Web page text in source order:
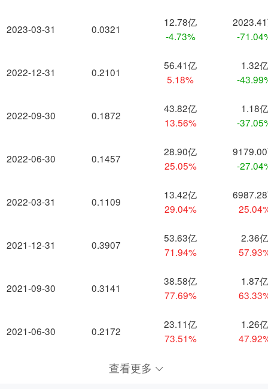
2023-03-31
2022-12-31
2022-09-30
2022-06-30
2022-03-31
2021-12-31
2021-09-30
2021-06-30
0.0321
12.78亿
-4.73%
-
0.2101
56.41亿
5.18%
1.32亿
-
0.1872
43.82亿
13.56%
1.18亿
-
0.1457
28.90亿
25.05%
-
0.1109
13.42亿
29.04%
0.3907
53.63亿
71.94%
2.36亿
0.3141
38.58亿
77.69%
1.87亿
0.2172
23.11亿
73.51%
1.26亿
查看更多